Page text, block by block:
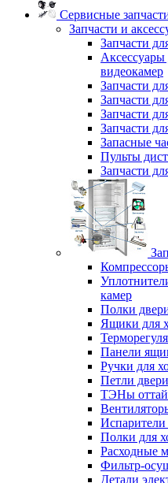
Сервисные
Запчасти и
Запчасти
Аксессуары
видеокамер
Запчасти
Запчасти
Запчасти
Запчасти
Запасные
Пульты
Запчасти
камер
Полки
Ящики для
Панели
Ручки для
Петли
ТЭНы
Испарители
Полки для
Расходные
Фильтр-
Детали